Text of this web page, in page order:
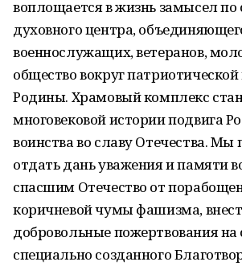
воплощается в жизнь замысел по
духовного центра,
военнослужащих, ветеранов,
общество вокруг
Родины. Храмовый комплекс
многовековой истории подвига
воинства во славу Отечества. Мы
отдать дань уважения и памяти
спасшим Отечество от
коричневой чумы фашизма,
добровольные пожертвования на
специально созданного